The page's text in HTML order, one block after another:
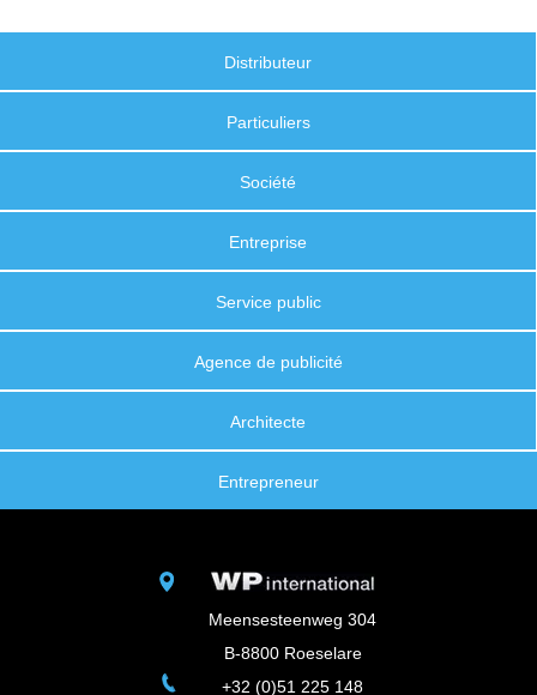
Distributeur
Particuliers
Société
Entreprise
Service public
Agence de publicité
Architecte
Entrepreneur
Meensesteenweg 304
B-8800 Roeselare
+32 (0)51 225 148